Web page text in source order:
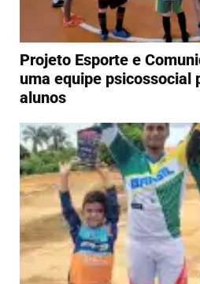
Projeto Esporte e
uma equipe psicossocial
alunos